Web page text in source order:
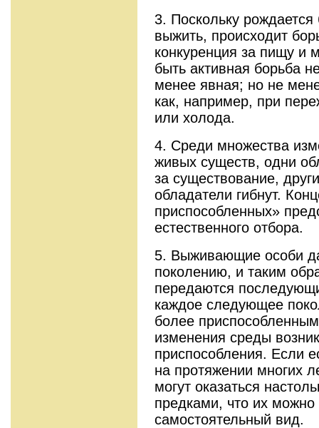
3. Поскольку
выжить, происходит
конкуренция за пищу и
быть активная борьба
менее явная; но не
как, например, при
или холода.
4. Среди множества
живых существ, одни
за существование,
обладатели гибнут.
приспособленных»
естественного отбора.
5. Выживающие особи
поколению, и таким
передаются
каждое следующее
более
изменения среды
приспособления. Если
на протяжении многих
могут оказаться
предками, что их можно
самостоятельный вид.